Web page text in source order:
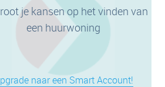
je kansen op het vinden van
een huurwoning
naar een Smart Account!